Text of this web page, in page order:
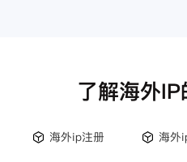
了解海外
海外ip注册 海外